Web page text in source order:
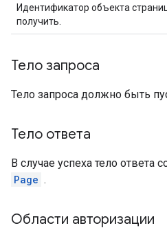
Идентификатор объекта
получить.
Тело запроса
Тело запроса должно быть
Тело ответа
В случае успеха тело ответа
Page .
Области авторизации